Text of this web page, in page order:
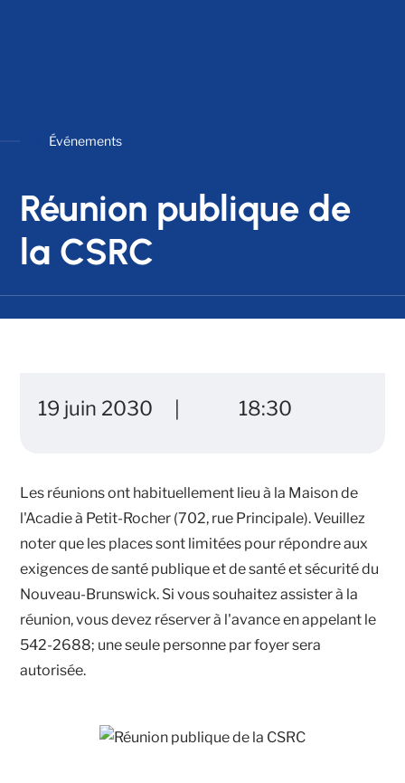
Événements
Réunion publique de
la CSRC
19 juin 2030 18:30
Les réunions ont habituellement lieu à la Maison de
l'Acadie à Petit-Rocher (702, rue Principale). Veuillez
noter que les places sont limitées pour répondre aux
exigences de santé publique et de santé et sécurité du
Nouveau-Brunswick. Si vous souhaitez assister à la
réunion, vous devez réserver à l'avance en appelant le
542-2688; une seule personne par foyer sera
autorisée.